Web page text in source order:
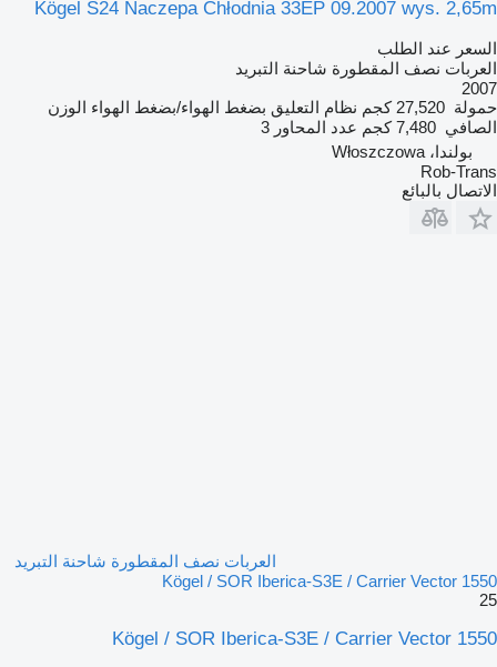
Kögel S24 Naczepa Chłodnia 33EP 09.2007 wys. 2,65m
السعر عند الطلب
العربات نصف المقطورة شاحنة التبريد
2007
حمولة 27,520 كجم نظام التعليق بضغط الهواء/بضغط الهواء الوزن
الصافي 7,480 كجم عدد المحاور 3
بولندا، Włoszczowa
Rob-Trans
الاتصال بالبائع
العربات نصف المقطورة شاحنة التبريد
Kögel / SOR Iberica-S3E / Carrier Vector 1550
25
Kögel / SOR Iberica-S3E / Carrier Vector 1550